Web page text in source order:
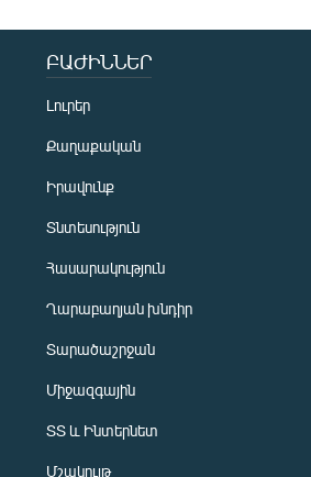
ԲԱԺԻՆՆԵՐ
Լուրեր
Քաղաքական
Իրավունք
Տնտեսություն
Հասարակություն
Ղարաբաղյան խնդիր
Տարածաշրջան
Միջազգային
ՏՏ և Ինտերնետ
Մշակույթ